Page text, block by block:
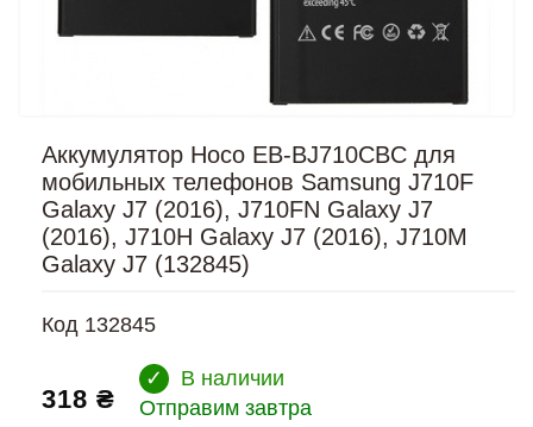
Аккумулятор Hoco EB-BJ710CBC для
мобильных телефонов Samsung J710F
Galaxy J7 (2016), J710FN Galaxy J7
(2016), J710H Galaxy J7 (2016), J710M
Galaxy J7 (132845)
Код 132845
318 ₴
✓
В наличии
Отправим завтра